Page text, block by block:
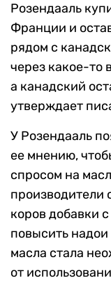
Розендааль
Франции и
рядом с
через какое-то
а канадский
утверждает
У Розендааль
ее мнению,
спросом на
производители
коров добавки
повысить
масла стала
от